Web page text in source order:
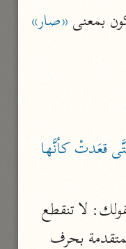
البيان
التنزيل
هـ)
بمعنى «صار»